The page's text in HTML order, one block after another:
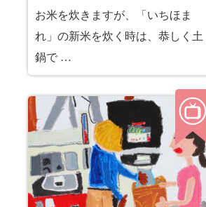
お米を炊きますが、「いちほま
れ」の新米を炊く時は、恭しく土
鍋で …